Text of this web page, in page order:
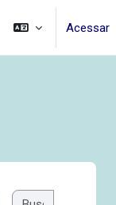
Acessar